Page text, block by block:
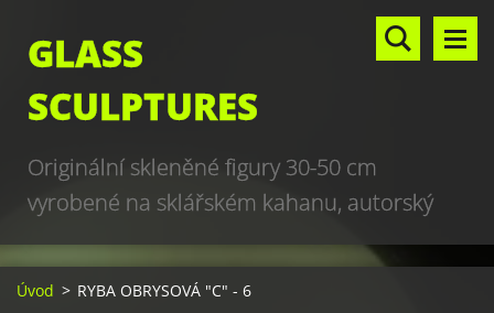
GLASS
SCULPTURES
Originální skleněné figury 30-50 cm
vyrobené na sklářském kahanu, autorský
design, hand made, art glass sculptures,
world unique production
Úvod > RYBA OBRYSOVÁ "C" - 6